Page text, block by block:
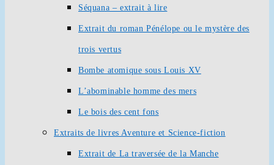
Séquana – extrait à lire
Extrait du roman Pénélope ou le mystère des
trois vertus
Bombe atomique sous Louis XV
L’abominable homme des mers
Le bois des cent fons
Extraits de livres Aventure et Science-fiction
Extrait de La traversée de la Manche